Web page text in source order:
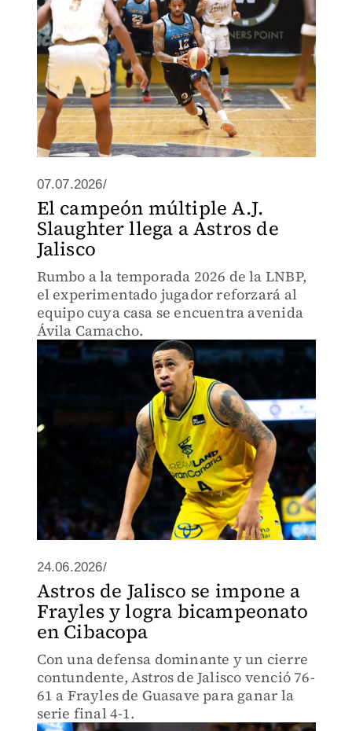
07.07.2026/
El campeón múltiple A.J.
Slaughter llega a Astros de
Jalisco
Rumbo a la temporada 2026 de la LNBP,
el experimentado jugador reforzará al
equipo cuya casa se encuentra avenida
Ávila Camacho.
24.06.2026/
Astros de Jalisco se impone a
Frayles y logra bicampeonato
en Cibacopa
Con una defensa dominante y un cierre
contundente, Astros de Jalisco venció 76-
61 a Frayles de Guasave para ganar la
serie final 4-1.